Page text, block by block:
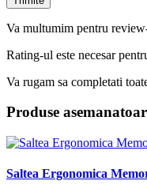
Va multumim pentru
Rating-ul este necesar
Va rugam sa completati
Produse
Saltea Ergonomica